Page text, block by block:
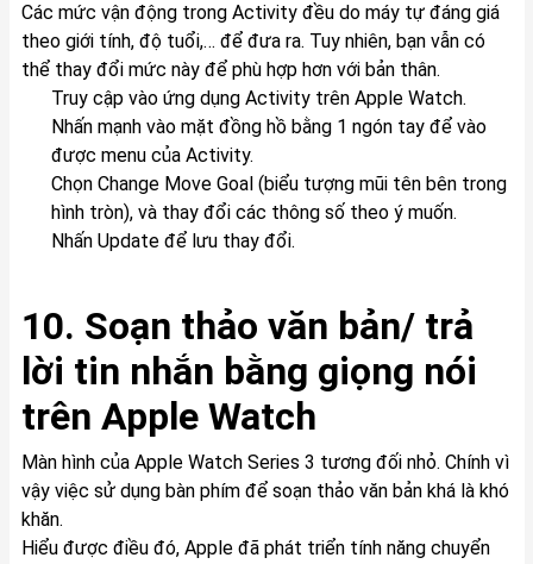
Các mức vận động trong Activity đều do máy tự đáng giá
theo giới tính, độ tuổi,… để đưa ra. Tuy nhiên, bạn vẫn có
thể thay đổi mức này để phù hợp hơn với bản thân.
Truy cập vào ứng dụng Activity trên Apple Watch.
Nhấn mạnh vào mặt đồng hồ bằng 1 ngón tay để vào
được menu của Activity.
Chọn Change Move Goal (biểu tượng mũi tên bên trong
hình tròn), và thay đổi các thông số theo ý muốn.
Nhấn Update để lưu thay đổi.
10. Soạn thảo văn bản/ trả
lời tin nhắn bằng giọng nói
trên Apple Watch
Màn hình của Apple Watch Series 3 tương đối nhỏ. Chính vì
vậy việc sử dụng bàn phím để soạn thảo văn bản khá là khó
khăn.
Hiểu được điều đó, Apple đã phát triển tính năng chuyển